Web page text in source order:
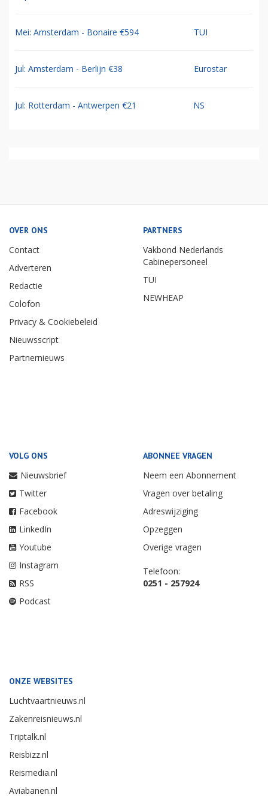
Mei: Amsterdam - Bonaire €594 TUI
Jul: Amsterdam - Berlijn €38 Eurostar
Jul: Rotterdam - Antwerpen €21 NS
OVER ONS
Contact
Adverteren
Redactie
Colofon
Privacy & Cookiebeleid
Nieuwsscript
Partnernieuws
PARTNERS
Vakbond Nederlands
Cabinepersoneel
TUI
NEWHEAP
VOLG ONS
Nieuwsbrief
Twitter
Facebook
LinkedIn
Youtube
Instagram
RSS
Podcast
ABONNEE VRAGEN
Neem een Abonnement
Vragen over betaling
Adreswijziging
Opzeggen
Overige vragen
Telefoon:
0251 - 257924
ONZE WEBSITES
Luchtvaartnieuws.nl
Zakenreisnieuws.nl
Triptalk.nl
Reisbizz.nl
Reismedia.nl
Aviabanen.nl